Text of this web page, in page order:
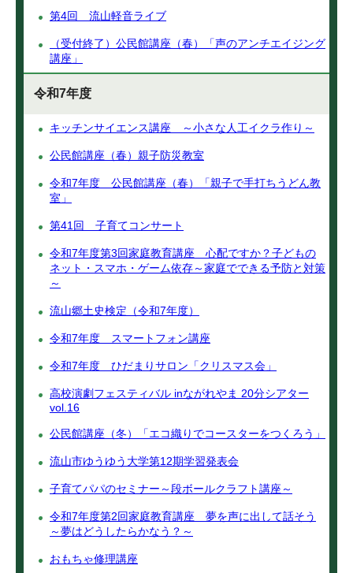
第4回 流山軽音ライブ
（受付終了）公民館講座（春）「声のアンチエイジング
講座」
令和7年度
キッチンサイエンス講座 ～小さな人工イクラ作り～
公民館講座（春）親子防災教室
令和7年度 公民館講座（春）「親子で手打ちうどん教
室」
第41回 子育てコンサート
令和7年度第3回家庭教育講座 心配ですか？子どもの
ネット・スマホ・ゲーム依存～家庭でできる予防と対策
～
流山郷土史検定（令和7年度）
令和7年度 スマートフォン講座
令和7年度 ひだまりサロン「クリスマス会」
高校演劇フェスティバル inながれやま 20分シアター
vol.16
公民館講座（冬）「エコ織りでコースターをつくろう」
流山市ゆうゆう大学第12期学習発表会
子育てパパのセミナー～段ボールクラフト講座～
令和7年度第2回家庭教育講座 夢を声に出して話そう
～夢はどうしたらかなう？～
おもちゃ修理講座